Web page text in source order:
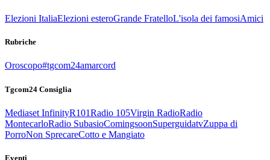
Elezioni ItaliaElezioni esteroGrande FratelloL'isola dei famosiAmici
Rubriche
Oroscopo#tgcom24amarcord
Tgcom24 Consiglia
Mediaset InfinityR101Radio 105Virgin RadioRadio
MontecarloRadio SubasioComingsoonSuperguidatvZuppa di
PorroNon SprecareCotto e Mangiato
Eventi